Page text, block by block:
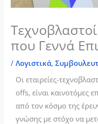
που Γεννά
/Λογιστικά,
Οι εταιρείες-
offs, είναι καινοτόμες
από τον κόσμο της
γνώσης με στόχο να